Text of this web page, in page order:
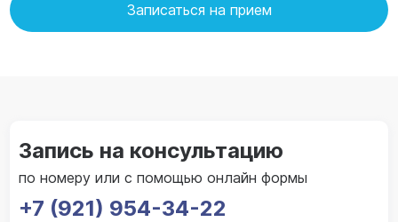
Записаться на прием
Запись на консультацию
по номеру или с помощью онлайн формы
+7 (921) 954-34-22